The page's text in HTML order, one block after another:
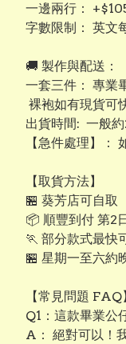
一邊兩行：
字數限制： 英文
​​🚚 製作與配送：
一套三件： 專業
裸袍如有現貨可
出貨時間: 一般
【​急件處理】：
【取貨方法】
🏪 葵芳店可自取
📦 順豐到付 第2
🏃 部分款式最快
🏪 星期一至六約
【常見問題 FAQ
Q1：這款畢業
A： 絕對可以！